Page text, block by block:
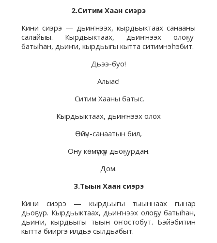
2.Ситим Хаан сиэрэ
Кини сиэрэ — дьиҥнээх, кырдьыктаах санааны
салайыы. Кырдьыктаах, дьиҥнээх олоҕу
батыһан, дьиҥи, кырдьыгы кытта ситимнэһэбит.
Дьээ-буо!
Алыас!
Ситим Хааны батыс.
Кырдьыктаах, дьиҥнээх олох
Өйүн-санаатын бил,
Ону көмүскүүр дьоҕурдан.
Дом.
3.Тыын Хаан сиэрэ
Кини сиэрэ — кырдьыгы тыыннаах гынар
дьоҕур. Кырдьыктаах, дьиҥнээх олоҕу батыһан,
дьиҥи, кырдьыгы тыын оҥостобут. Бэйэбитин
кытта бииргэ илдьэ сылдьабыт.